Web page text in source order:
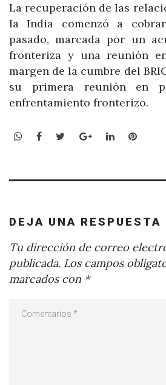
La recuperación de las
la India comenzó a
pasado, marcada por un
fronteriza y una reunión
margen de la cumbre del
su primera reunión en
enfrentamiento fronterizo.
WhatsApp
Facebook
TwitterGoogle+LinkedIn
DEJA UNA RESPUESTA
Tu dirección de correo
publicada. Los campos
marcados con *